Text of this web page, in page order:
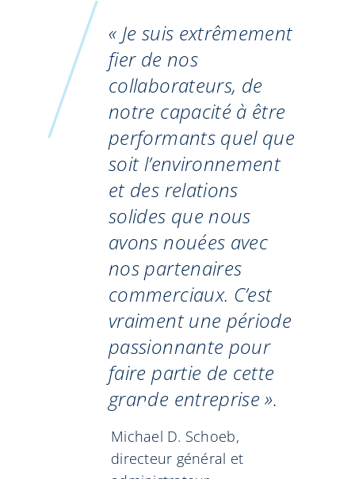
« Je suis extrêmement
fier de nos
collaborateurs, de
notre capacité à être
performants quel que
soit l’environnement
et des relations
solides que nous
avons nouées avec
nos partenaires
commerciaux. C’est
vraiment une période
passionnante pour
faire partie de cette
grande entreprise ».
Michael D. Schoeb,
directeur général et